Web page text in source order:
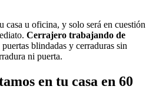
casa u oficina, y solo será en cuestión
Cerrajero trabajando de
blindadas y cerraduras sin
ni puerta.
en tu casa en 60